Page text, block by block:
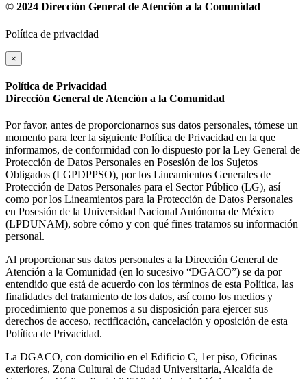
© 2024 Dirección General de Atención a la Comunidad
Política de privacidad
×
Política de Privacidad
Dirección General de Atención a la Comunidad
Por favor, antes de proporcionarnos sus datos personales, tómese un
momento para leer la siguiente Política de Privacidad en la que
informamos, de conformidad con lo dispuesto por la Ley General de
Protección de Datos Personales en Posesión de los Sujetos
Obligados (LGPDPPSO), por los Lineamientos Generales de
Protección de Datos Personales para el Sector Público (LG), así
como por los Lineamientos para la Protección de Datos Personales
en Posesión de la Universidad Nacional Autónoma de México
(LPDUNAM), sobre cómo y con qué fines tratamos su información
personal.
Al proporcionar sus datos personales a la Dirección General de
Atención a la Comunidad (en lo sucesivo “DGACO”) se da por
entendido que está de acuerdo con los términos de esta Política, las
finalidades del tratamiento de los datos, así como los medios y
procedimiento que ponemos a su disposición para ejercer sus
derechos de acceso, rectificación, cancelación y oposición de esta
Política de Privacidad.
La DGACO, con domicilio en el Edificio C, 1er piso, Oficinas
exteriores, Zona Cultural de Ciudad Universitaria, Alcaldía de